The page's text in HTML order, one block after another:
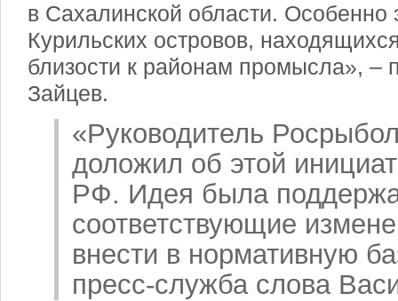
в Сахалинской области. Особенно
Курильских островов,
близости к районам промысла», –
Зайцев.
«Руководитель
доложил об этой
РФ. Идея была
соответствующие
внести в нормативную
пресс-служба слова